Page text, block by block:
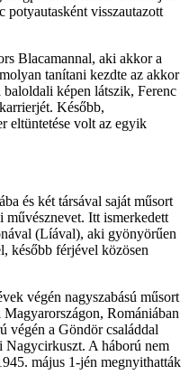
potyautasként visszautazott
Blacamannal, aki akkor a
tanítani kezdte az akkor
képen látszik, Ferenc
Később,
eltüntetése volt az egyik
és két társával saját műsort
Itt ismerkedett
(Líával), aki gyönyörűen
később férjével közösen
végén nagyszabású műsort
Romániában
végén a Göndör családdal
Nagycirkuszt. A háború nem
május 1-jén megnyithatták